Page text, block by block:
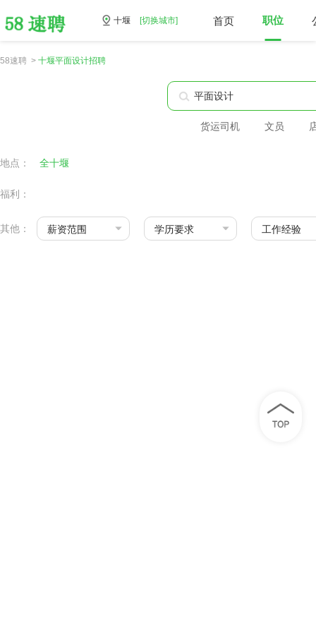
十堰 [切换城市] 首页 职位
58速聘 > 十堰平面设计招聘
货运司机 文员
地点： 全十堰
福利：
其他： 薪资范围 学历要求 工作经验